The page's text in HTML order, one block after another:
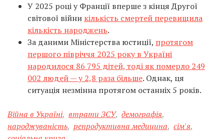
У 2025 році у Франції вперше з кінця Другої
світової війни кількість смертей перевищила
кількість народжень.
За даними Міністерства юстиції, протягом
першого півріччя 2025 року в Україні
народилося 86 795 дітей, тоді як померло 249
002 людей — у 2,8 раза більше. Однак, ця
ситуація незмінна протягом останніх 5 років.
Війна в Україні, втрати ЗСУ, демографія,
народжуваність, репродуктивна медицина, сім'я,